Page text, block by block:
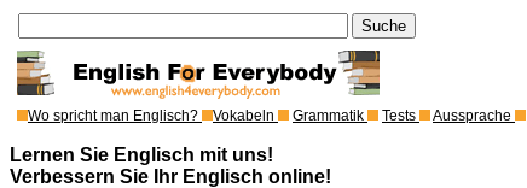
Wo spricht man Englisch? Vokabeln Grammatik Tests Aussprache
Lernen Sie Englisch mit uns!
Verbessern Sie Ihr Englisch online!